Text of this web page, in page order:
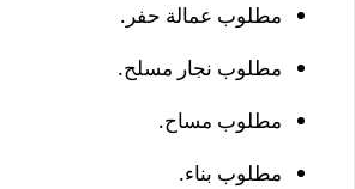
مطلوب عمالة حفر.
مطلوب نجار مسلح.
مطلوب مساح.
مطلوب بناء.